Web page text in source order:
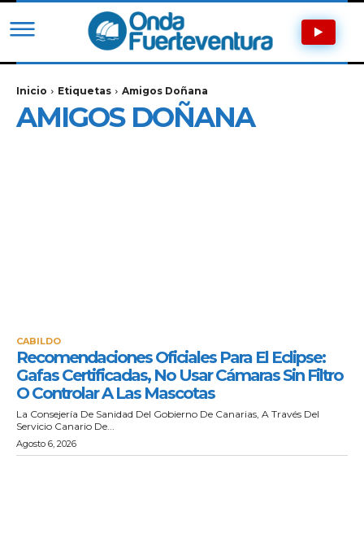
Inicio Etiquetas Amigos Doñana
AMIGOS DOÑANA
CABILDO
Recomendaciones Oficiales Para El Eclipse:
Gafas Certificadas, No Usar Cámaras Sin Filtro
O Controlar A Las Mascotas
La Consejería De Sanidad Del Gobierno De Canarias, A Través Del
Servicio Canario De...
Agosto 6, 2026